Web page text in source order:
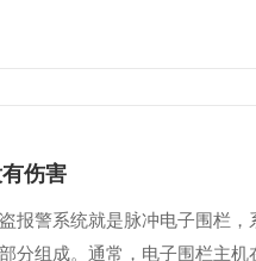
伤害
报警系统就是脉冲电子围栏，
分组成。通常，电子围栏主机